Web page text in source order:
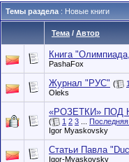
Темы раздела : Новые книги
Тема / Автор
Книга
PashaFox
Журнал "РУС" ( 1
Oleks
«РОЗЕТКИ»
( 1 2 3
Igor Myaskovsky
Статьи Павла
Igor-Myaskovsky